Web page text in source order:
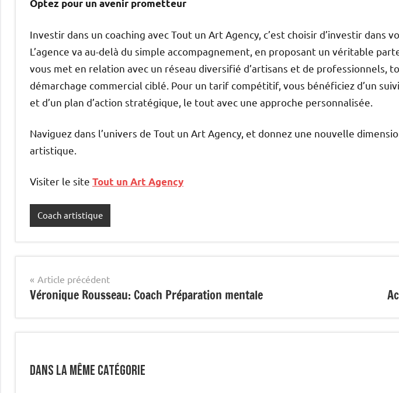
Optez pour un avenir prometteur
Investir dans un coaching avec Tout un Art Agency, c’est choisir d’investir dans
L’agence va au-delà du simple accompagnement, en proposant un véritable
vous met en relation avec un réseau diversifié d’artisans et de professionnels,
démarchage commercial ciblé. Pour un tarif compétitif, vous bénéficiez d’un
et d’un plan d’action stratégique, le tout avec une approche personnalisée.
Naviguez dans l’univers de Tout un Art Agency, et donnez une nouvelle
artistique.
Visiter le site Tout un Art Agency
Coach artistique
Navigation
de
l’article
Article précédent
Véronique Rousseau: Coach Préparation mentale
Dans la même catégorie